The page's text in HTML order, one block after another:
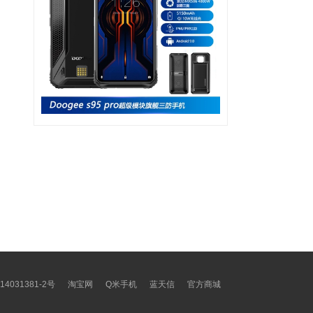
官方商城
蓝天信
Q米手机
淘宝网
2号